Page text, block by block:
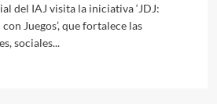
del IAJ visita la iniciativa ‘JDJ:
Juegos’, que fortalece las
sociales...